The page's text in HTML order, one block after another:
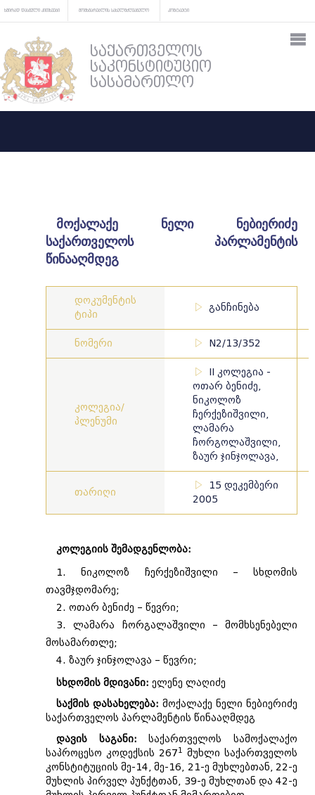
ხშირად დასმული კითხვები მომხმარებლის სახელმძღვანელო კონტაქტი
საქართველოს
საკონსტიტუციო
სასამართლო
მოქალაქე ნელი ნებიერიძე
საქართველოს პარლამენტის
წინააღმდეგ
დოკუმენტის
ტიპი
განჩინება
ნომერი N2/13/352
კოლეგია/
პლენუმი
II კოლეგია -
ოთარ ბენიძე,
ნიკოლოზ
ჩერქეზიშვილი,
ლამარა
ჩორგოლაშვილი,
ზაურ ჯინჯოლავა,
თარიღი
15 დეკემბერი
2005
კოლეგიის შემადგენლობა:
1. ნიკოლოზ ჩერქეზიშვილი – სხდომის
თავმჯდომარე;
2. ოთარ ბენიძე – წევრი;
3. ლამარა ჩორგალაშვილი – მომხსენებელი
მოსამართლე;
4. ზაურ ჯინჯოლავა – წევრი;
სხდომის მდივანი: ელენე ლაღიძე
საქმის დასახელება: მოქალაქე ნელი ნებიერიძე
საქართველოს პარლამენტის წინააღმდეგ
დავის საგანი: საქართველოს სამოქალაქო
საპროცესო კოდექსის 2671 მუხლი საქართველოს
კონსტიტუციის მე-14, მე-16, 21-ე მუხლებთან, 22-ე
მუხლის პირველ პუნქტთან, 39-ე მუხლთან და 42-ე